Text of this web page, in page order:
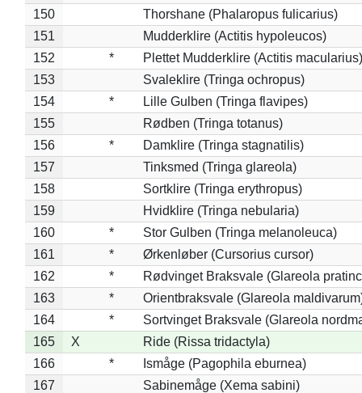
150
Thorshane (Phalaropus fulicarius)
151
Mudderklire (Actitis hypoleucos)
152
*
Plettet Mudderklire (Actitis macularius)
153
Svaleklire (Tringa ochropus)
154
*
Lille Gulben (Tringa flavipes)
155
Rødben (Tringa totanus)
156
*
Damklire (Tringa stagnatilis)
157
Tinksmed (Tringa glareola)
158
Sortklire (Tringa erythropus)
159
Hvidklire (Tringa nebularia)
160
*
Stor Gulben (Tringa melanoleuca)
161
*
Ørkenløber (Cursorius cursor)
162
*
Rødvinget Braksvale (Glareola
163
*
Orientbraksvale (Glareola
164
*
Sortvinget Braksvale (Glareola
165
X
Ride (Rissa tridactyla)
166
*
Ismåge (Pagophila eburnea)
167
Sabinemåge (Xema sabini)